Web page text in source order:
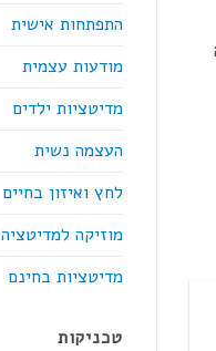
התפתחות אישית
מודעות עצמית
מדיטציות ילדים
העצמה נשית
לחץ ואיזון בחיים
מוזיקה למדיטציה
מדיטציות בחינם
טכניקות